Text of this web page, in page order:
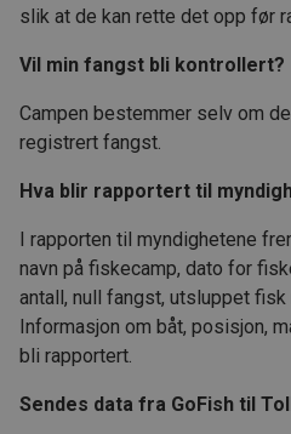
slik at de kan rette det opp før
Vil min fangst bli kontrollert?
Campen bestemmer selv om
registrert fangst.
Hva blir rapportert til
I rapporten til myndighetene
navn på fiskecamp, dato for
antall, null fangst, utsluppet fisk
Informasjon om båt, posisjon,
bli rapportert.
Sendes data fra GoFish til